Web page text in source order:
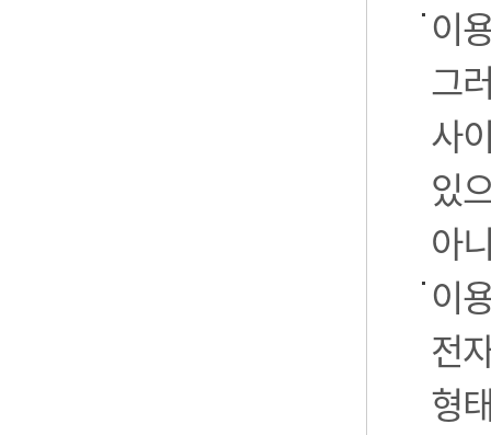
이
그
사
있
아
이
전
형